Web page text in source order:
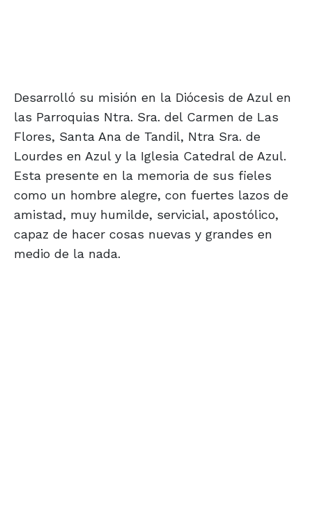
Desarrolló su misión en la Diócesis de Azul en
las Parroquias Ntra. Sra. del Carmen de Las
Flores, Santa Ana de Tandil, Ntra Sra. de
Lourdes en Azul y la Iglesia Catedral de Azul.
Esta presente en la memoria de sus fieles
como un hombre alegre, con fuertes lazos de
amistad, muy humilde, servicial, apostólico,
capaz de hacer cosas nuevas y grandes en
medio de la nada.